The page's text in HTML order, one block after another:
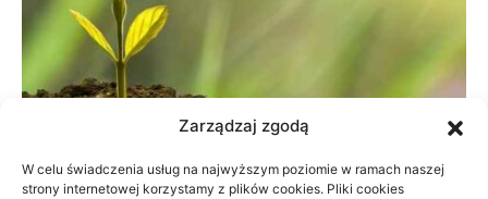
Zarządzaj zgodą
W celu świadczenia usług na najwyższym poziomie w ramach naszej
strony internetowej korzystamy z plików cookies. Pliki cookies